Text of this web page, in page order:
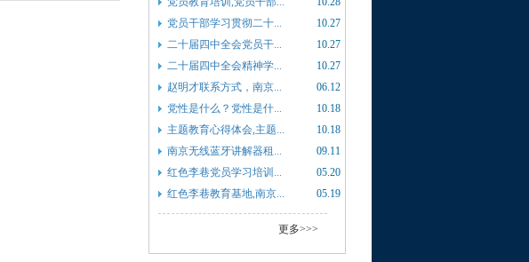
10.27
党员干部学习贯彻二十...
10.27
二十届四中全会党员干...
10.27
二十届四中全会精神学...
06.12
赵明才联系方式，南京...
10.18
党性是什么？党性是什...
10.18
主题教育心得体会,主题...
09.11
南京无线蓝牙讲解器租...
05.20
红色李巷党员学习培训...
05.19
红色李巷教育基地,南京...
更多>>>